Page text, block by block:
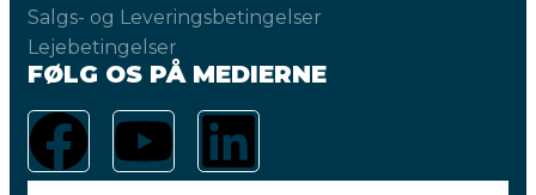
Salgs- og Leveringsbetingelser
Lejebetingelser
FØLG OS PÅ MEDIERNE